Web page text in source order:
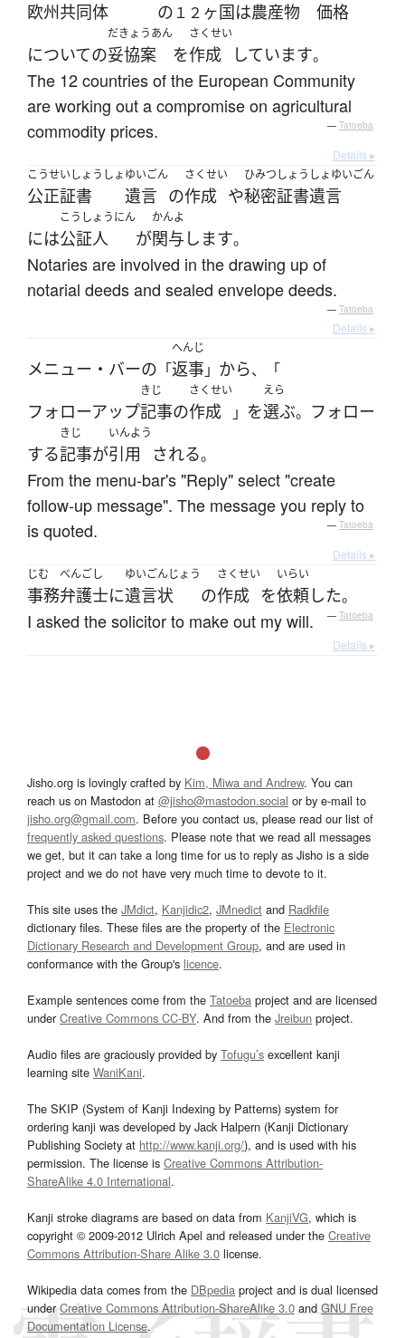
欧州共同体 の １２ ヶ国は農産物
価格
についての
だきょうあん
妥協案 を
さくせい
作成 しています。
The 12 countries of the European Community
are working out a compromise on agricultural
commodity prices.
— Tatoeba
Details ▸
こうせいしょうしょ
公正証書
ゆいごん
遺言 の
さくせい
作成 や
ひみつしょうしょゆいごん
秘密証書遺言
には
こうしょうにん
公証人 が
かんよ
関与 します。
Notaries are involved in the drawing up of
notarial deeds and sealed envelope deeds.
— Tatoeba
Details ▸
メニュー・バーの 「
へんじ
返事」 から、「
フォローアップ
きじ
記事の
さくせい
作成 」 を
えら
選ぶ。 フォロー
する
きじ
記事が
いんよう
引用 される。
From the menu-bar's "Reply" select "create
follow-up message". The message you reply to
is quoted.
— Tatoeba
Details ▸
じむ
事務
べんごし
弁護士に
ゆいごんじょう
遺言状 の
さくせい
作成 を
いらい
依頼した。
I asked the solicitor to make out my will. — Tatoeba
Details ▸
Jisho.org is lovingly crafted by Kim, Miwa and Andrew. You can
reach us on Mastodon at @jisho@mastodon.social or by e-mail to
jisho.org@gmail.com. Before you contact us, please read our list of
frequently asked questions. Please note that we read all messages
we get, but it can take a long time for us to reply as Jisho is a side
project and we do not have very much time to devote to it.
This site uses the JMdict, Kanjidic2, JMnedict and Radkfile
dictionary files. These files are the property of the Electronic
Dictionary Research and Development Group, and are used in
conformance with the Group's licence.
Example sentences come from the Tatoeba project and are licensed
underCreative Commons CC-BY. And from the Jreibun project.
Audio files are graciously provided by Tofugu’s excellent kanji
learning site WaniKani.
The SKIP (System of Kanji Indexing by Patterns) system for
ordering kanji was developed by Jack Halpern (Kanji Dictionary
Publishing Society at http://www.kanji.org/), and is used with his
permission. The license is Creative Commons Attribution-
ShareAlike 4.0 International.
Kanji stroke diagrams are based on data from KanjiVG, which is
copyright © 2009-2012 Ulrich Apel and released under the Creative
Commons Attribution-Share Alike 3.0 license.
Wikipedia data comes from the DBpedia project and is dual licensed
underCreative Commons Attribution-ShareAlike 3.0and GNU Free
Documentation License.